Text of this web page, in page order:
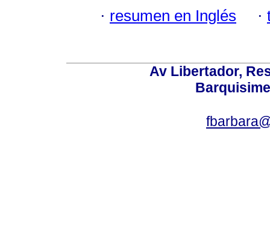
· resumen en Inglés ·
Av Libertador,